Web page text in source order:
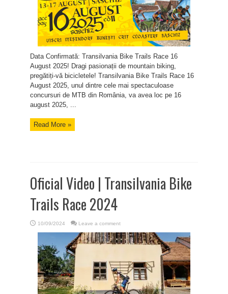
Data Confirmată: Transilvania Bike Trails Race 16
August 2025! Dragi pasionații de mountain biking,
pregătiți-vă bicicletele! Transilvania Bike Trails Race 16
August 2025, unul dintre cele mai spectaculoase
concursuri de MTB din România, va avea loc pe 16
august 2025, ...
Read More »
Oficial Video | Transilvania Bike
Trails Race 2024
10/09/2024 Leave a comment